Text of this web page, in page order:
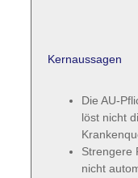
Kernaussagen
Die AU-
löst nicht
Strengere
nicht